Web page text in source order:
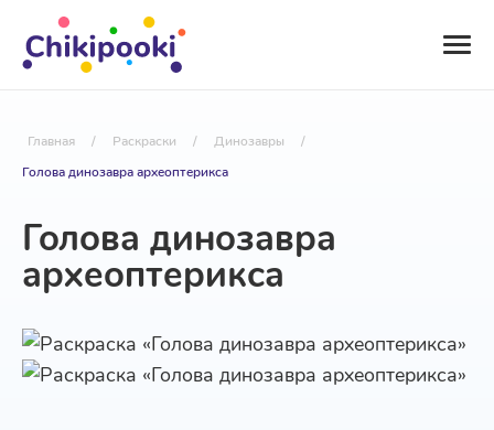
Главная / Раскраски / Динозавры
/
Голова динозавра археоптерикса
Голова динозавра
археоптерикса